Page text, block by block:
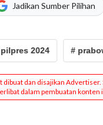
Jadikan Sumber Pilihan
2024 # prabowo